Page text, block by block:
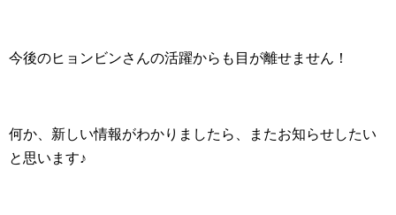
今後のヒョンビンさんの活躍からも目が離せません！
何か、新しい情報がわかりましたら、またお知らせしたい
と思います♪